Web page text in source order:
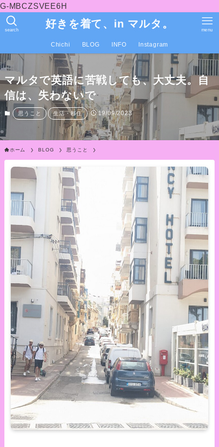
G-MBCZSVEE6H
好きを着て、in マルタ。
search menu
Chichi BLOG INFO Instagram
マルタで英語に苦戦しても、大丈夫。自
信は、失わないで
思うこと 生活・移住 19/09/2023
ホーム BLOG 思うこと